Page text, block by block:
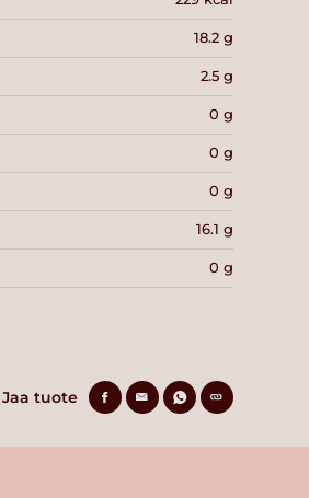
18.2 g
2.5 g
0 g
0 g
0 g
16.1 g
0 g
Jaa tuote